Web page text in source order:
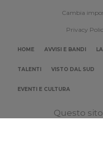
Cambia
Privacy
HOME AVVISI E BANDI
TALENTI VISTO DAL SUD
EVENTI E CULTURA
Questo